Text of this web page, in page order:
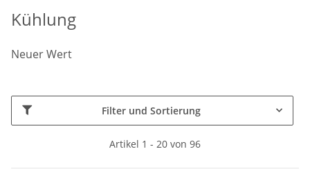
Kühlung
Neuer Wert
Filter und Sortierung
Artikel 1 - 20 von 96